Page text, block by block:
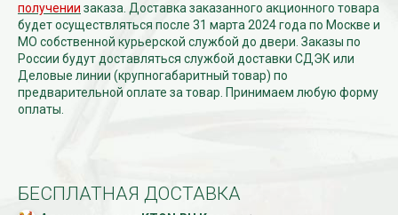
получении заказа. Доставка заказанного акционного товара
будет осуществляться после 31 марта 2024 года по Москве и
МО собственной курьерской службой до двери. Заказы по
России будут доставляться службой доставки СДЭК или
Деловые линии (крупногабаритный товар) по
предварительной оплате за товар. Принимаем любую форму
оплаты.
БЕСПЛАТНАЯ ДОСТАВКА